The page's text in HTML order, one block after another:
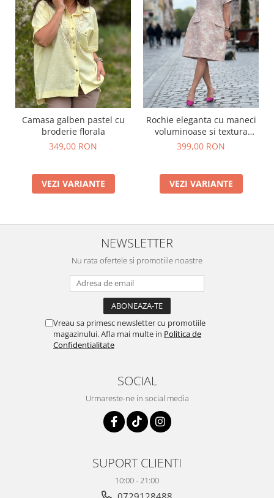
Camasa galben pastel cu
broderie florala
349,00 RON
VEZI VARIANTE
Rochie eleganta cu maneci
voluminoase si textura
florala
399,00 RON
VEZI VARIANTE
NEWSLETTER
Nu rata ofertele si promotiile noastre
Vreau sa primesc newsletter cu promotiile
magazinului. Afla mai multe in Politica de
Confidentialitate
SOCIAL
Urmareste-ne in social media
SUPORT CLIENTI
10:00 - 21:00